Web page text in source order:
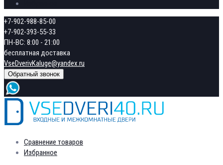
+7-902-988-85-00
+7-902-393-55-33
ПН-ВС: 8:00 - 21:00
бесплатная доставка
VseDverivKaluge@yandex.ru
Обратный звонок
Сравнение товаров
Избранное